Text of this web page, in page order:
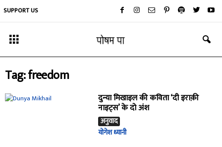
SUPPORT US
Tag: freedom
दुन्या मिखाइल की कविता ‘दी इराक़ी
नाइट्स’ के दो अंश
अनुवाद
योगेश ध्यानी